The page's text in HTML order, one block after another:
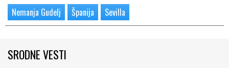
Nemanja Gudelj Španija Sevilla
SRODNE VESTI